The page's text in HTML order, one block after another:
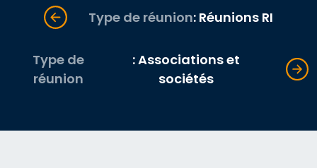
Type de réunion: Réunions RI
Type de
réunion
: Associations et
sociétés